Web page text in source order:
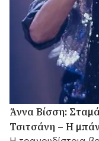
Άννα Βίσση:
Τσιτσάνη – Η